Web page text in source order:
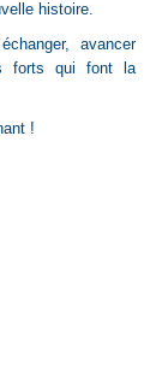
histoire.
avancer
forts qui font la
!